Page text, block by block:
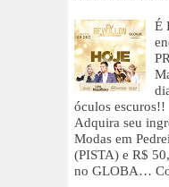
É
óculos escuros!!
Adquira seu
Modas em
(PISTA) e R$
no GLOBA…